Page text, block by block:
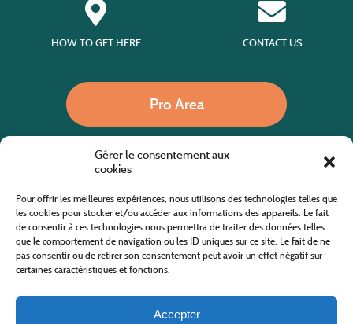
Gérer le consentement aux
cookies
Pour offrir les meilleures expériences, nous utilisons des technologies telles que
les cookies pour stocker et/ou accéder aux informations des appareils. Le fait
de consentir à ces technologies nous permettra de traiter des données telles
que le comportement de navigation ou les ID uniques sur ce site. Le fait de ne
pas consentir ou de retirer son consentement peut avoir un effet négatif sur
certaines caractéristiques et fonctions.
Accepter
HOW TO GET HERE CONTACT US
Pro Area
Website co-financed by the European Agricultural Fund for Rural Development
Europe invests in rural areas